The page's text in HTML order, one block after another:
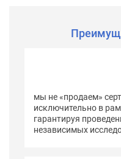
мы не «продаем»
исключительно в
гарантируя
независимых